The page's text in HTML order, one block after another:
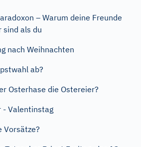
– Warum deine Freunde
sind als du
nach Weihnachten
ab?
Osterhase die Ostereier?
- Valentinstag
Vorsätze?